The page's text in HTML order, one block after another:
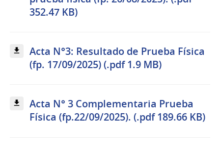
352.47 KB)
Acta N°3: Resultado de Prueba Física
(fp. 17/09/2025) (.pdf 1.9 MB)
Acta N° 3 Complementaria Prueba
Física (fp.22/09/2025). (.pdf 189.66 KB)